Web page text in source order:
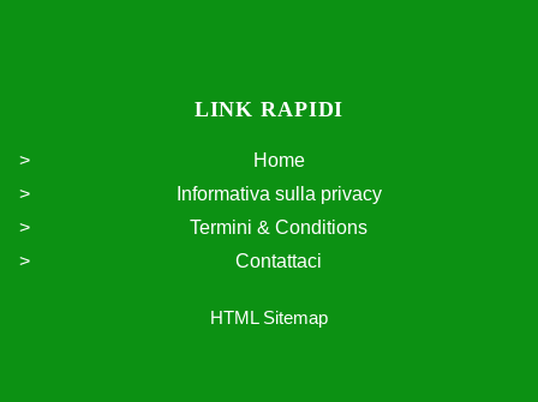
LINK RAPIDI
Home
Informativa sulla privacy
Termini & Conditions
Contattaci
HTML Sitemap